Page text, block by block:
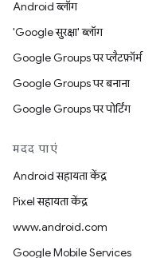
Android ब्लॉग
'Google सुरक्षा' ब्लॉग
Google Groups पर प्लैटफ़ॉर्म
Google Groups पर बनाना
Google Groups पर पोर्टिंग
मदद पाएं
Android सहायता केंद्र
Pixel सहायता केंद्र
www.android.com
Google Mobile Services